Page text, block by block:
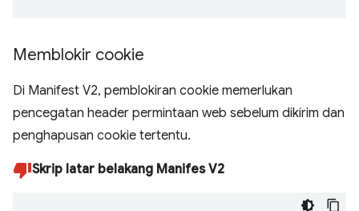
Memblokir cookie
Di Manifest V2, pemblokiran cookie memerlukan
pencegatan header permintaan web sebelum dikirim dan
penghapusan cookie tertentu.
Skrip latar belakang Manifes V2